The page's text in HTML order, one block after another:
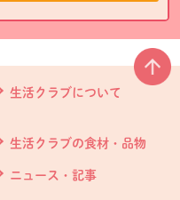
生活クラブについて
生活クラブの食材・品物
ニュース・記事